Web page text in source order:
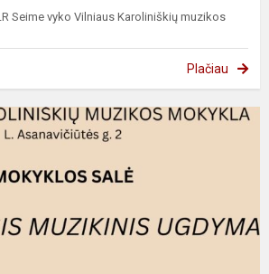
Seime vyko Vilniaus Karoliniškių muzikos
Plačiau